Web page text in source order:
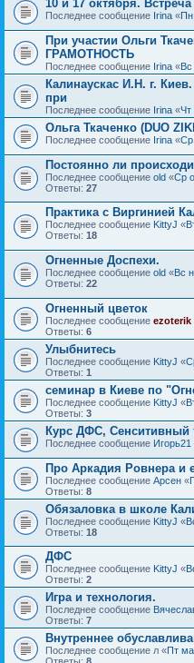
10 и 17 октября.
Последнее сообщение Irina «Пн
При участии Ольги
ГРАМОТНОСТЬ
Последнее сообщение Irina «Вс
Калинаускас И.Н. г.
при
Последнее сообщение Irina «Чт
Ольга Ткаченко (DUO
Последнее сообщение Irina «Ср
Постоянно ли
Последнее сообщение old «Ср
Ответы: 27
Практика с Виргинией
Последнее сообщение KittyJ «
Ответы: 18
Огненные Доспехи.
Последнее сообщение old «Вс
Ответы: 22
Огненный цветок
Последнее сообщение ezoterik
Ответы: 6
Улыбнитесь
Последнее сообщение KittyJ «
Ответы: 1
семинар в Киеве по
Последнее сообщение KittyJ «
Ответы: 3
Курс ДФС, Сенситивный
Последнее сообщение Игорь21
Про Аркадия Ровнера и
Последнее сообщение Арсен «
Ответы: 8
Обязаловка в школе
Последнее сообщение KittyJ «
Ответы: 18
ДФС
Последнее сообщение KittyJ «
Ответы: 2
Игра и технология.
Последнее сообщение
Ответы: 7
Внутреннее
Последнее сообщение л «Пт